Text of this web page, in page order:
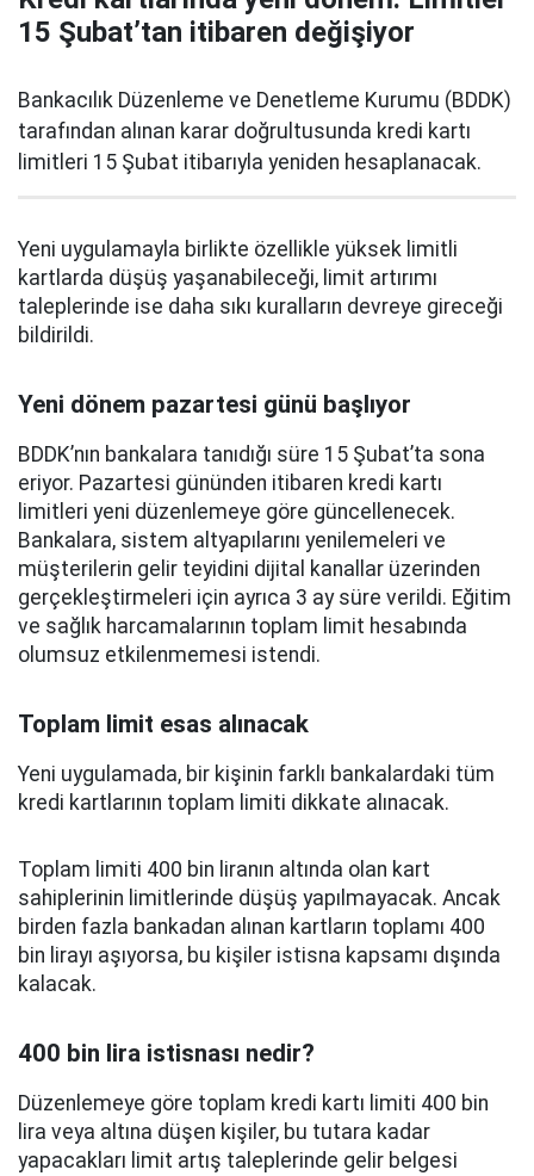
15 Şubat’tan itibaren değişiyor
Bankacılık Düzenleme ve Denetleme Kurumu (BDDK)
tarafından alınan karar doğrultusunda kredi kartı
limitleri 15 Şubat itibarıyla yeniden hesaplanacak.
Yeni uygulamayla birlikte özellikle yüksek limitli
kartlarda düşüş yaşanabileceği, limit artırımı
taleplerinde ise daha sıkı kuralların devreye gireceği
bildirildi.
Yeni dönem pazartesi günü başlıyor
BDDK’nın bankalara tanıdığı süre 15 Şubat’ta sona
eriyor. Pazartesi gününden itibaren kredi kartı
limitleri yeni düzenlemeye göre güncellenecek.
Bankalara, sistem altyapılarını yenilemeleri ve
müşterilerin gelir teyidini dijital kanallar üzerinden
gerçekleştirmeleri için ayrıca 3 ay süre verildi. Eğitim
ve sağlık harcamalarının toplam limit hesabında
olumsuz etkilenmemesi istendi.
Toplam limit esas alınacak
Yeni uygulamada, bir kişinin farklı bankalardaki tüm
kredi kartlarının toplam limiti dikkate alınacak.
Toplam limiti 400 bin liranın altında olan kart
sahiplerinin limitlerinde düşüş yapılmayacak. Ancak
birden fazla bankadan alınan kartların toplamı 400
bin lirayı aşıyorsa, bu kişiler istisna kapsamı dışında
kalacak.
400 bin lira istisnası nedir?
Düzenlemeye göre toplam kredi kartı limiti 400 bin
lira veya altına düşen kişiler, bu tutara kadar
yapacakları limit artış taleplerinde gelir belgesi